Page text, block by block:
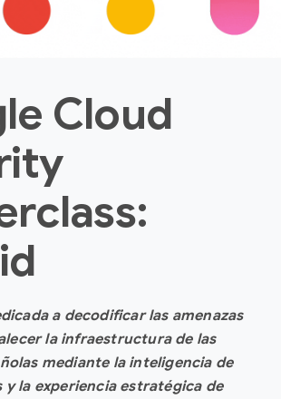
Cloud
a decodificar las amenazas
la infraestructura de las
mediante la inteligencia de
y la experiencia estratégica de